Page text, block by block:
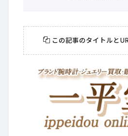
この記事のタイトルと